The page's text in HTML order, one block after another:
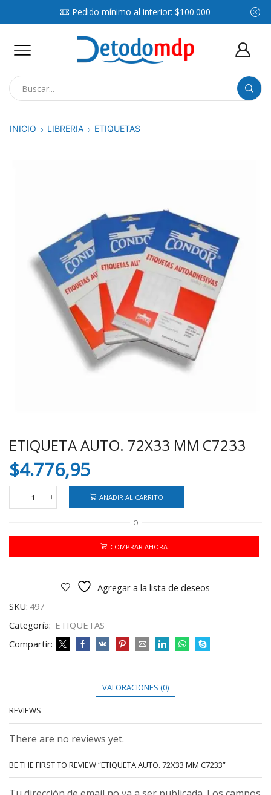
Pedido mínimo al interior: $100.000
INICIO LIBRERIA ETIQUETAS
ETIQUETA AUTO. 72X33 MM C7233
$4.776,95
ETIQUETA
AUTO.
MM
cantidad
AÑADIR AL CARRITO
O
COMPRAR AHORA
Agregar a la lista de deseos
SKU: 497
Categoría: ETIQUETAS
Compartir:
VALORACIONES (0)
REVIEWS
There are no reviews yet.
BE THE FIRST TO REVIEW “ETIQUETA AUTO. 72X33 MM C7233”